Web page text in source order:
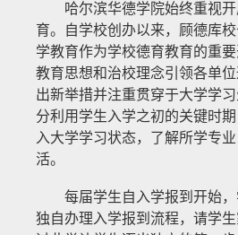
哈尔滨华德学院始终重视
育。自学校创办以来，顾德库
学教育作为学校德育教育的重
教育思想和治校理念引领各单
出新举措并注重贯穿于大学学
分利用学生入学之初的关键时
入大学学习状态，了解所学专
活。
每届学生自入学报到开始
独自办理入学报到流程，请学